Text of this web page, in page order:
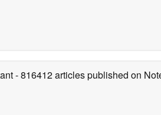
- 816412 articles published on